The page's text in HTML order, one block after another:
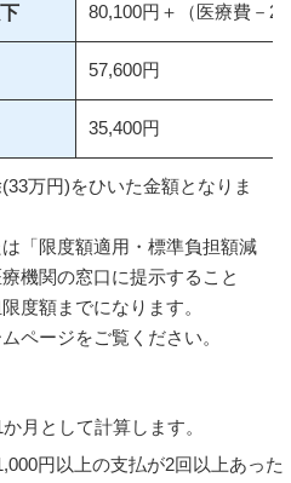
80,100円＋（医療費－
57,600円
35,400円
万円)をひいた金額となりま
「限度額適用・標準負担額減
機関の窓口に提示すること
度額までになります。
ページをご覧ください。
月として計算します。
円以上の支払が2回以上あった